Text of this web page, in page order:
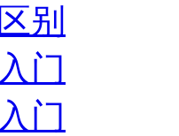
别
门
门